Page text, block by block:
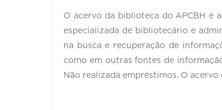
O acervo da biblioteca do APCBH é
especializada de bibliotecário e
na busca e recuperação de
como em outras fontes de
Não realizada empréstimos. O